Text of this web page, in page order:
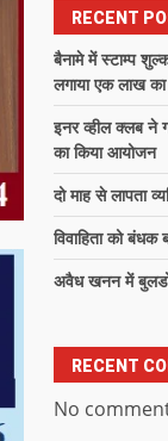
RECENT
बैनामे में स्टाम्प
लगाया एक लाख
इनर व्हील क्लब ने
का किया आयोजन
दो माह से लापता
विवाहिता को
अवैध खनन में
RECENT
No